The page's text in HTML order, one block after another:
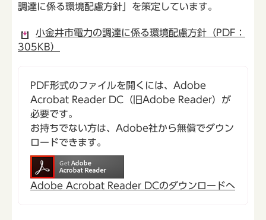
調達に係る環境配慮方針」を策定しています。
小金井市電力の調達に係る環境配慮方針（PDF：
305KB）
PDF形式のファイルを開くには、Adobe
Acrobat Reader DC（旧Adobe Reader）が
必要です。
お持ちでない方は、Adobe社から無償でダウン
ロードできます。
Adobe Acrobat Reader DCのダウンロードへ